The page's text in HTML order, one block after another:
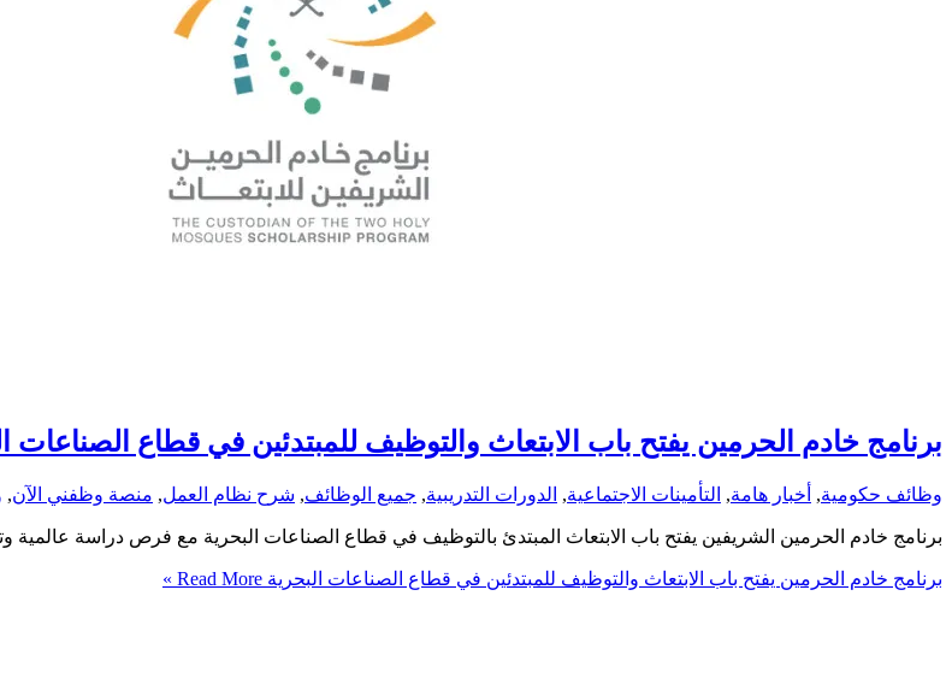
برنامج خادم الحرمين يفتح باب الابتعاث والتوظيف للمبتدئين في قطاع الصناعات
وظائف حكومية, أخبار هامة, التأمينات الاجتماعية, الدورات التدريبية, جميع الوظائف, شرح نظام العمل, منصة وظفني الآن,
برنامج خادم الحرمين الشريفين يفتح باب الابتعاث المبتدئ بالتوظيف في قطاع الصناعات البحرية مع فرص دراسة
برنامج خادم الحرمين يفتح باب الابتعاث والتوظيف للمبتدئين في قطاع الصناعات البحرية